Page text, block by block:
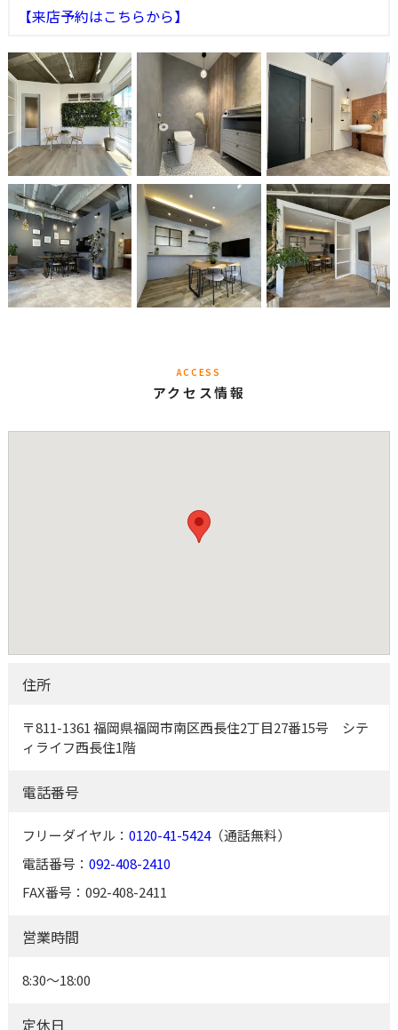
【来店予約はこちらから】
ACCESS
アクセス情報
住所
〒811-1361 福岡県福岡市南区西長住2丁目27番15号 シテ
ィライフ西長住1階
電話番号
フリーダイヤル： 0120-41-5424（通話無料）
電話番号： 092-408-2410
FAX番号：092-408-2411
営業時間
8:30～18:00
定休日